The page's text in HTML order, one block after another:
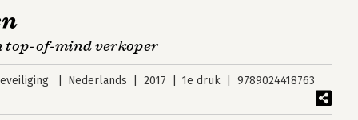
top-of-mind verkoper
Nederlands 2017 1e druk 9789024418763